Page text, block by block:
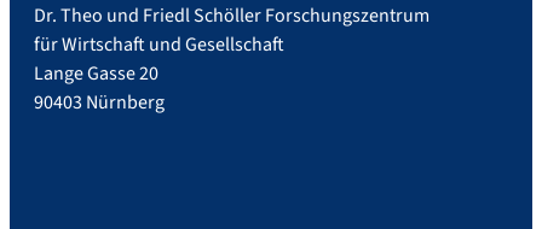
Dr. Theo und Friedl Schöller Forschungszentrum
für Wirtschaft und Gesellschaft
Lange Gasse 20
90403 Nürnberg